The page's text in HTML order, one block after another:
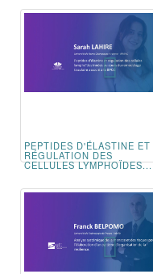
PEPTIDES D'ÉLASTINE ET
RÉGULATION DES
CELLULES LYMPHOÏDES...